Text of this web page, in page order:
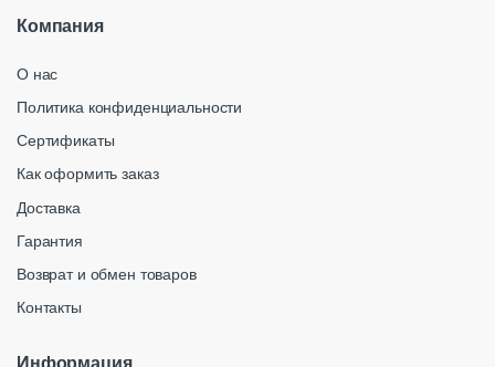
Компания
О нас
Политика конфиденциальности
Сертификаты
Как оформить заказ
Доставка
Гарантия
Возврат и обмен товаров
Контакты